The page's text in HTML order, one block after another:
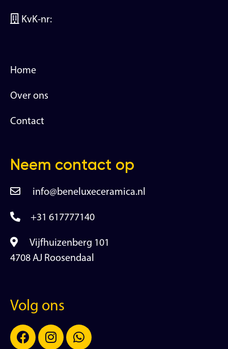
KvK-nr:
Home
Over ons
Contact
Neem contact op
info@beneluxeceramica.nl
+31 617777140
Vijfhuizenberg 101
4708 AJ Roosendaal
Volg ons